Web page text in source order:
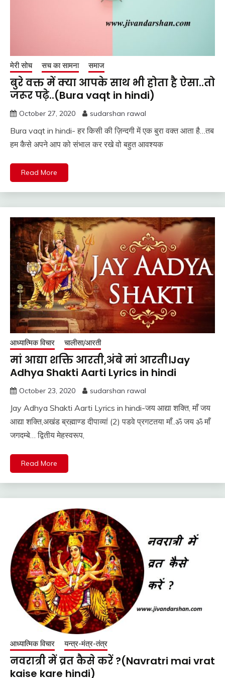
मेरी सोच सच का सामना समाज
बुरे वक्त में क्या आपके साथ भी होता है ऐसा..तो
जरूर पढ़े..(Bura vaqt in hindi)
October 27, 2020 sudarshan rawal
Bura vaqt in hindi- हर किसी की ज़िन्दगी में एक बुरा वक्त आता है…तब
हम कैसे अपने आप को संभाल कर रखे वो बहुत आवश्यक
Read More
आध्यात्मिक विचार चालीसा/आरती
मां आद्या शक्ति आरती,अंबे मां आरती।Jay
Adhya Shakti Aarti Lyrics in hindi
October 23, 2020 sudarshan rawal
Jay Adhya Shakti Aarti Lyrics in hindi-जय आद्या शक्ति, माँ जय
आद्या शक्ति,अखंड ब्रह्माण्ड दीपाव्यां (2) पडवे प्रगटतया माँ..ॐ जय ॐ माँ
जगदम्बे… द्वितीय मेहस्वरूप,
Read More
आध्यात्मिक विचार यन्त्र-मंत्र-तंत्र
नवरात्री में व्रत कैसे करें ?(Navratri mai vrat
kaise kare hindi)